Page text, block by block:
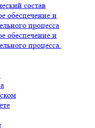
состав
обеспечение и
процесса
обеспечение и
процесса.